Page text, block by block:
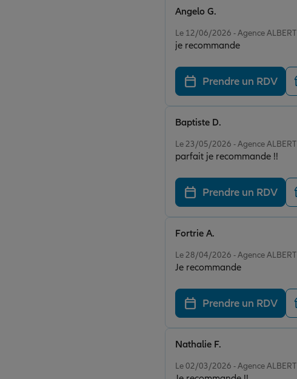
Le 12/06/2026 - Agence ALBERT
je recommande
Angelo G.
Prendre un RDV
Le 23/05/2026 - Agence ALBERT
parfait je recommande !!
Baptiste D.
Prendre un RDV
Le 28/04/2026 - Agence ALBERT
Je recommande
Fortrie A.
Prendre un RDV
Le 02/03/2026 - Agence ALBERT
Nathalie F.